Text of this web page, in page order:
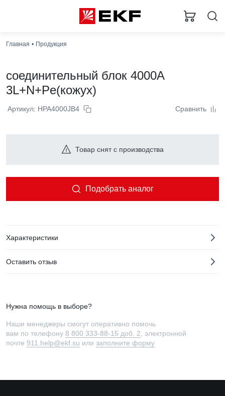
Главная Продукция
соединительный блок 4000А
3L+N+Pe(кожух)
Артикул: HPA4000JB4 Сравнить
Товар снят с производства
Подобрать аналог
Характеристики
Оставить отзыв
Нужна помощь в выборе?
Наши менеджеры смогут оперативно помочь
вам по телефону 8 800 333-88-15 доб. 2 , электронной
почте 911.help@ekf.su или заполните форму